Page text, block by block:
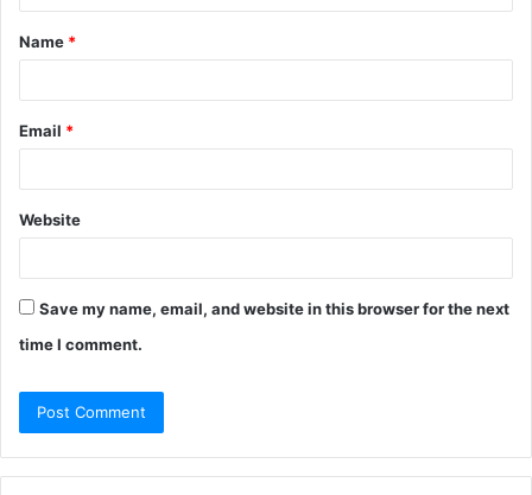
t
*
Name *
Email *
Website
Save my name, email, and website in this browser for the next
time I comment.